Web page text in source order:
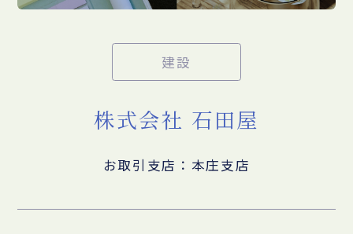
建設
株式会社 石田屋
お取引支店：本庄支店